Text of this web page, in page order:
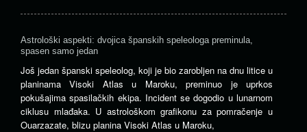
Astrološki aspekti: dvojica španskih speleologa preminula,
spasen samo jedan
Još jedan španski speleolog, koji je bio zarobljen na dnu litice u
planinama Visoki Atlas u Maroku, preminuo je uprkos
pokušajima spasilačkih ekipa. Incident se dogodio u lunarnom
ciklusu mlađaka. U astrološkom grafikonu za pomračenje u
Ouarzazate, blizu planina Visoki Atlas u Maroku,